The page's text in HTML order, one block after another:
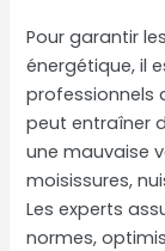
Pour garantir
énergétique, il
professionnels
peut entraîner
une mauvaise
moisissures,
Les experts
normes,